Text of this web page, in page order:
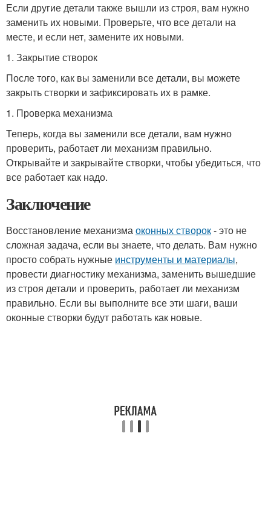
Если другие детали также вышли из строя, вам нужно
заменить их новыми. Проверьте, что все детали на
месте, и если нет, замените их новыми.
1. Закрытие створок
После того, как вы заменили все детали, вы можете
закрыть створки и зафиксировать их в рамке.
1. Проверка механизма
Теперь, когда вы заменили все детали, вам нужно
проверить, работает ли механизм правильно.
Открывайте и закрывайте створки, чтобы убедиться, что
все работает как надо.
Заключение
Восстановление механизмаоконных створок- это не
сложная задача, если вы знаете, что делать. Вам нужно
просто собрать нужные инструменты и материалы,
провести диагностику механизма, заменить вышедшие
из строя детали и проверить, работает ли механизм
правильно. Если вы выполните все эти шаги, ваши
оконные створки будут работать как новые.